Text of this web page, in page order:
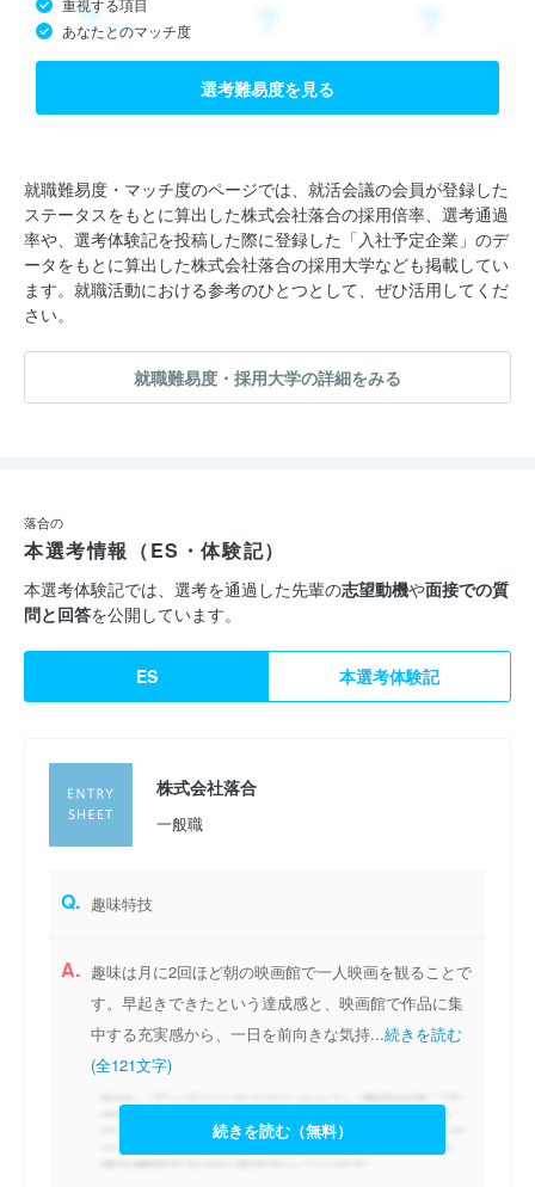
重視する項目
あなたとのマッチ度
選考難易度を見る
就職難易度・マッチ度のページでは、就活会議の会員が登録した
ステータスをもとに算出した株式会社落合の採用倍率、選考通過
率や、選考体験記を投稿した際に登録した「入社予定企業」のデ
ータをもとに算出した株式会社落合の採用大学なども掲載してい
ます。就職活動における参考のひとつとして、ぜひ活用してくだ
さい。
就職難易度・採用大学の詳細をみる
落合の
本選考情報（ES・体験記）
本選考体験記では、選考を通過した先輩の志望動機や面接での質
問と回答を公開しています。
ES 本選考体験記
株式会社落合
一般職
Q. 趣味特技
A. 趣味は月に2回ほど朝の映画館で一人映画を観ることで
す。早起きできたという達成感と、映画館で作品に集
中する充実感から、一日を前向きな気持...続きを読む
(全121文字)
続きを読む（無料）